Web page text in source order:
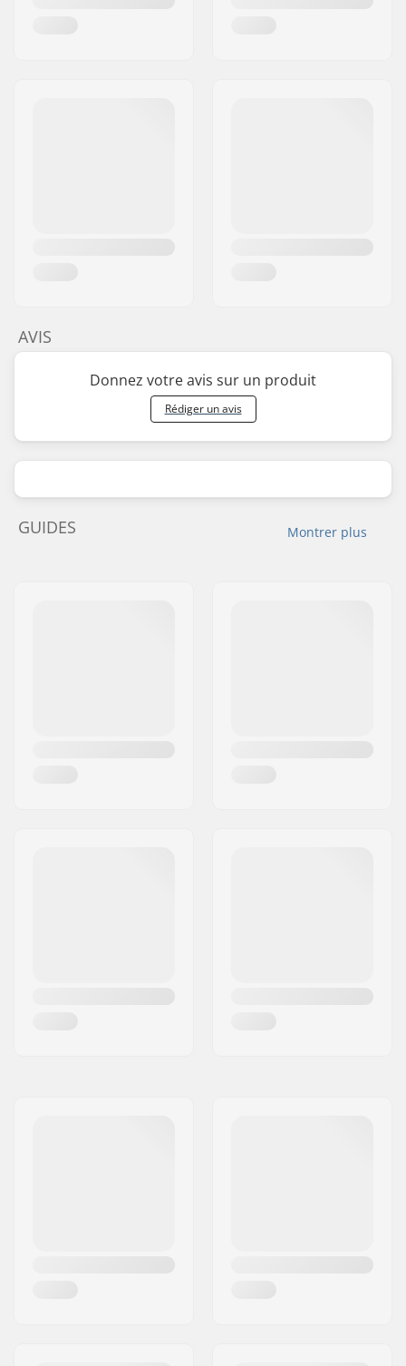
AVIS
Donnez votre avis sur un produit
Rédiger un avis
Montrer plus
GUIDES